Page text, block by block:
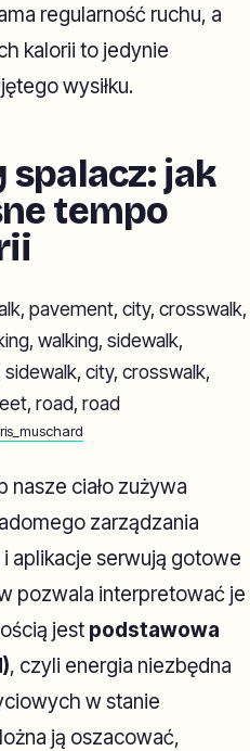
regularność ruchu, a
kalorii to jedynie
wysiłku.
jak
tempo
nasze ciało zużywa
zarządzania
aplikacje serwują gotowe
pozwala interpretować je
jest podstawowa
, czyli energia niezbędna
w stanie
ją oszacować,